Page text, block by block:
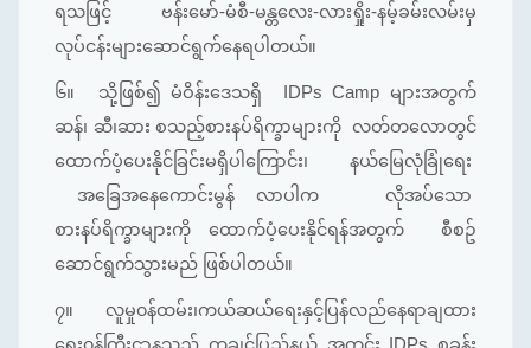
ရသဖြင့် ဗန်းမော်-မံစီ-မန္တလေး-လားရှိုး-နမ့်ခမ်းလမ်းမှ
လုပ်ငန်းများဆောင်ရွက်နေရပါတယ်။
၆။
သို့ဖြစ်၍ မံဝိန်းဒေသရှိ IDPs Camp များအတွက်
ဆန်၊ ဆီ၊ဆား စသည့်စားနပ်ရိက္ခာများကို လတ်တလောတွင်
ထောက်ပံ့ပေးနိုင်ခြင်းမရှိပါကြောင်း၊ နယ်မြေလုံခြုံရေး
အခြေအနေကောင်းမွန် လာပါက လိုအပ်သော
စားနပ်ရိက္ခာများကို ထောက်ပံ့ပေးနိုင်ရန်အတွက် စီစဥ်
ဆောင်ရွက်သွားမည် ဖြစ်ပါတယ်။
၇။
လူမှု၀န်ထမ်း၊ကယ်ဆယ်ရေးနှင့်ပြန်လည်နေရာချထား
ရေး၀န်ကြီးဌာနသည် ကချင်ပြည်နယ် အတွင်း IDPs စခန်း